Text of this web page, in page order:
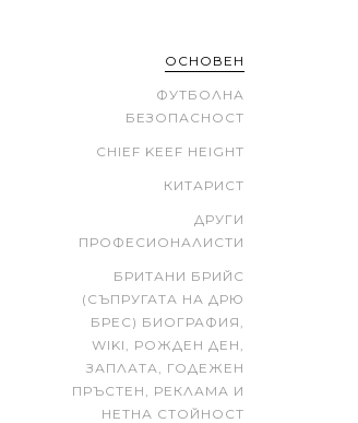
ОСНОВЕН
ФУТБОЛНА
БЕЗОПАСНОСТ
CHIEF KEEF HEIGHT
КИТАРИСТ
ДРУГИ
ПРОФЕСИОНАЛИСТИ
БРИТАНИ БРИЙС
(СЪПРУГАТА НА ДРЮ
БРЕС) БИОГРАФИЯ,
WIKI, РОЖДЕН ДЕН,
ЗАПЛАТА, ГОДЕЖЕН
ПРЪСТЕН, РЕКЛАМА И
НЕТНА СТОЙНОСТ